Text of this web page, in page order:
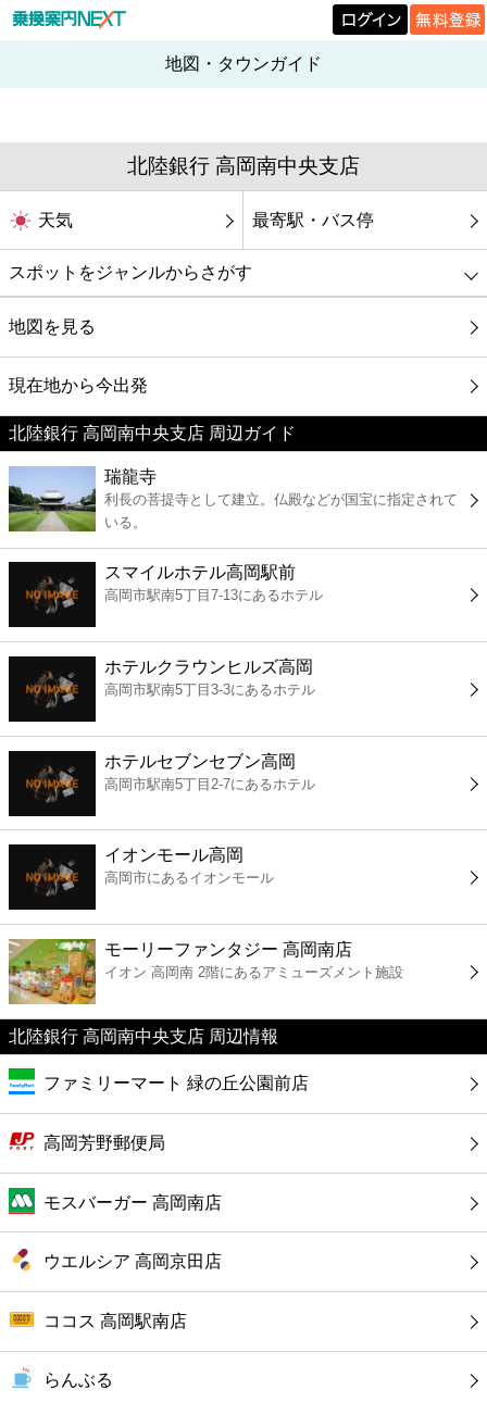
地図・タウンガイド
北陸銀行 高岡南中央支店
天気 最寄駅・バス停
スポットをジャンルからさがす
グルメ
映画
美容
コンビニ
薬局
エンタメ
レジャー
書店
ファミレス
カフェ
ショッピング
銀行
公共
病院
ホテル
地図を見る
現在地から今出発
北陸銀行 高岡南中央支店 周辺ガイド
瑞龍寺
利長の菩提寺として建立。仏殿などが国宝に指定されて
いる。
スマイルホテル高岡駅前
高岡市駅南5丁目7-13にあるホテル
ホテルクラウンヒルズ高岡
高岡市駅南5丁目3-3にあるホテル
ホテルセブンセブン高岡
高岡市駅南5丁目2-7にあるホテル
イオンモール高岡
高岡市にあるイオンモール
モーリーファンタジー 高岡南店
イオン 高岡南 2階にあるアミューズメント施設
北陸銀行 高岡南中央支店 周辺情報
ファミリーマート 緑の丘公園前店
高岡芳野郵便局
モスバーガー 高岡南店
ウエルシア 高岡京田店
ココス 高岡駅南店
らんぶる